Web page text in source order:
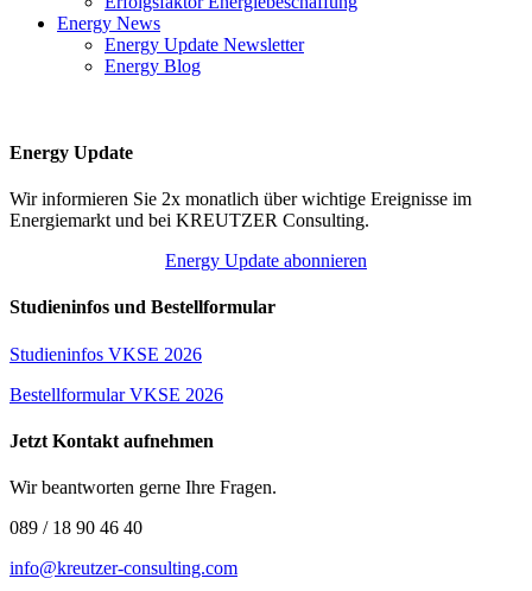
Energy News
Energy Update Newsletter
Energy Blog
Energy Update
Wir informieren Sie 2x monatlich über wichtige Ereignisse im
Energiemarkt und bei KREUTZER Consulting.
Energy Update abonnieren
Studieninfos und Bestellformular
Studieninfos VKSE 2026
Bestellformular VKSE 2026
Jetzt Kontakt aufnehmen
Wir beantworten gerne Ihre Fragen.
089 / 18 90 46 40
info@kreutzer-consulting.com